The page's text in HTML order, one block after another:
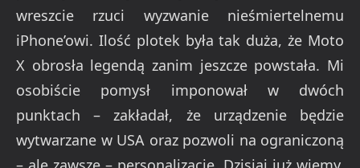
wreszcie rzuci wyzwanie nieśmiertelnemu
iPhone’owi. Ilość plotek była tak duża, że Moto
X obrosła legendą zanim jeszcze powstała. Mi
osobiście pomysł imponował w dwóch
punktach – zakładał, że urządzenie będzie
wytwarzane w USA oraz pozwoli na ograniczoną